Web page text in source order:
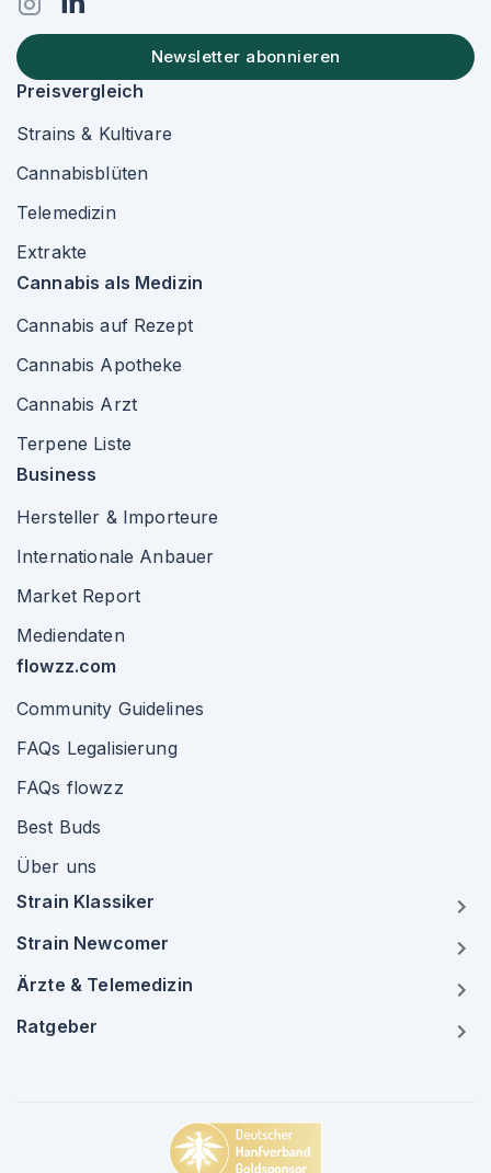
Newsletter abonnieren
Preisvergleich
Strains & Kultivare
Cannabisblüten
Telemedizin
Extrakte
Cannabis als Medizin
Cannabis auf Rezept
Cannabis Apotheke
Cannabis Arzt
Terpene Liste
Business
Hersteller & Importeure
Internationale Anbauer
Market Report
Mediendaten
flowzz.com
Community Guidelines
FAQs Legalisierung
FAQs flowzz
Best Buds
Über uns
Strain Klassiker
Strain Newcomer
Ärzte & Telemedizin
Ratgeber